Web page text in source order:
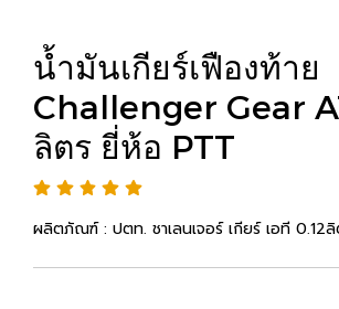
น้ำมันเกียร์เฟืองท้าย
Challenger Gear
ลิตร ยี่ห้อ PTT
ผลิตภัณฑ์ : ปตท. ชาเลนเจอร์ เกียร์ เอที 0.12